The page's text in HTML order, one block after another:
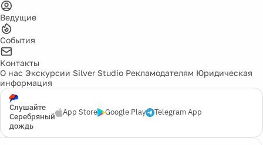
Ведущие
События
Контакты
О нас Экскурсии Silver Studio Рекламодателям Юридическая
информация
Слушайте
Серебряный
дождь
App Store Google Play Telegram App